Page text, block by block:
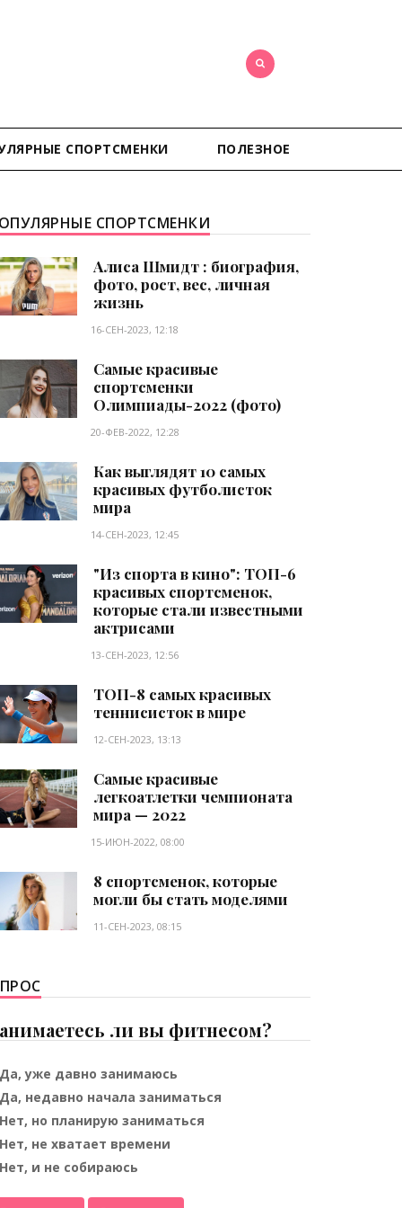
СПОРТСМЕНКИ ПОЛЕЗНОЕ
СПОРТСМЕНКИ
Алиса Шмидт : биография,
фото, рост, вес, личная
жизнь
16-СЕН-2023, 12:18
Самые красивые
спортсменки
Олимпиады-2022 (фото)
20-ФЕВ-2022, 12:28
Как выглядят 10 самых
красивых футболисток
мира
14-СЕН-2023, 12:45
"Из спорта в кино": ТОП-6
красивых спортсменок,
которые стали известными
актрисами
13-СЕН-2023, 12:56
ТОП-8 самых красивых
теннисисток в мире
12-СЕН-2023, 13:13
Самые красивые
легкоатлетки чемпионата
мира — 2022
15-ИЮН-2022, 08:00
8 спортсменок, которые
могли бы стать моделями
11-СЕН-2023, 08:15
ли вы фитнесом?
Да, уже давно занимаюсь
Да, недавно начала заниматься
Нет, но планирую заниматься
Нет, не хватает времени
Нет, и не собираюсь